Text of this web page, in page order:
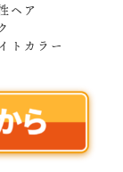
ヘア
トカラー